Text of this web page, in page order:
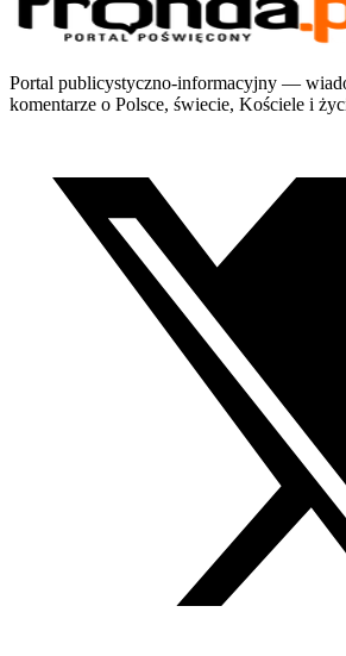
Portal publicystyczno-informacyjny —
komentarze o Polsce, świecie, Kościele i